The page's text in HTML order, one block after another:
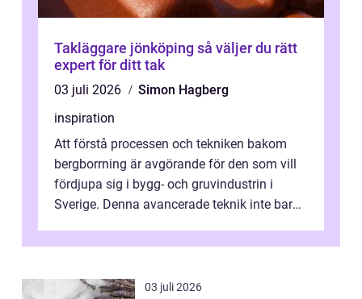
Takläggare jönköping så väljer du rätt
expert för ditt tak
03 juli 2026
Simon Hagberg
inspiration
Att förstå processen och tekniken bakom
bergborrning är avgörande för den som vill
fördjupa sig i bygg- och gruvindustrin i
Sverige. Denna avancerade teknik inte bara
03 juli 2026